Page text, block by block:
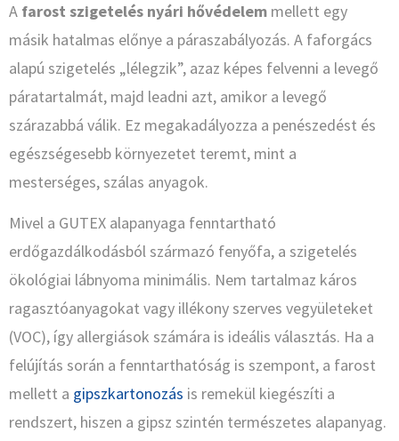
A farost szigetelés nyári hővédelem mellett egy
másik hatalmas előnye a páraszabályozás. A faforgács
alapú szigetelés „lélegzik”, azaz képes felvenni a levegő
páratartalmát, majd leadni azt, amikor a levegő
szárazabbá válik. Ez megakadályozza a penészedést és
egészségesebb környezetet teremt, mint a
mesterséges, szálas anyagok.
Mivel a GUTEX alapanyaga fenntartható
erdőgazdálkodásból származó fenyőfa, a szigetelés
ökológiai lábnyoma minimális. Nem tartalmaz káros
ragasztóanyagokat vagy illékony szerves vegyületeket
(VOC), így allergiások számára is ideális választás. Ha a
felújítás során a fenntarthatóság is szempont, a farost
mellett a gipszkartonozás is remekül kiegészíti a
rendszert, hiszen a gipsz szintén természetes alapanyag.